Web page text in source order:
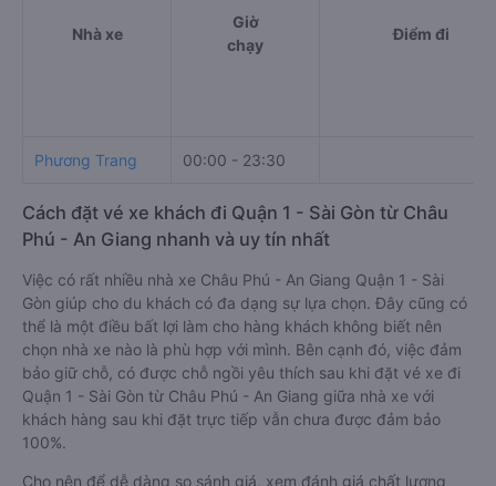
Nhà xe
Giờ
chạy
Điểm đi
Phương Trang 00:00 - 23:30
Cách đặt vé xe khách đi Quận 1 - Sài Gòn từ Châu
Phú - An Giang nhanh và uy tín nhất
Việc có rất nhiều nhà xe Châu Phú - An Giang Quận 1 - Sài
Gòn giúp cho du khách có đa dạng sự lựa chọn. Đây cũng có
thể là một điều bất lợi làm cho hàng khách không biết nên
chọn nhà xe nào là phù hợp với mình. Bên cạnh đó, việc đảm
bảo giữ chỗ, có được chỗ ngồi yêu thích sau khi đặt vé xe đi
Quận 1 - Sài Gòn từ Châu Phú - An Giang giữa nhà xe với
khách hàng sau khi đặt trực tiếp vẫn chưa được đảm bảo
100%.
Cho nên để dễ dàng so sánh giá, xem đánh giá chất lượng